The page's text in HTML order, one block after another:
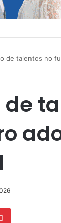
de talentos no
de
Pinterest